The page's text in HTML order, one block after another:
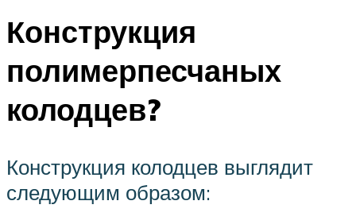
Конструкция
полимерпесчаных
колодцев?
Конструкция колодцев выглядит
следующим образом: